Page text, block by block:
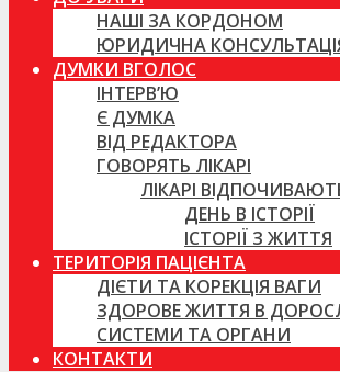
НАШІ ЗА КОРДОНОМ
ЮРИДИЧНА
ДУМКИ ВГОЛОС
ІНТЕРВ’Ю
Є ДУМКА
ВІД РЕДАКТОРА
ГОВОРЯТЬ ЛІКАРІ
ЛІКАРІ
ДЕНЬ В ІСТОРІЇ
ІСТОРІЇ З ЖИТТЯ
ТЕРИТОРІЯ ПАЦІЄНТА
ДІЄТИ ТА КОРЕКЦІЯ ВАГИ
ЗДОРОВЕ ЖИТТЯ В
СИСТЕМИ ТА ОРГАНИ
КОНТАКТИ